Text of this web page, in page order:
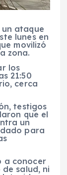
ataque
lunes en
movilizó
zona.
los
21:50
cerca
testigos
que el
un
para
a conocer
salud, ni